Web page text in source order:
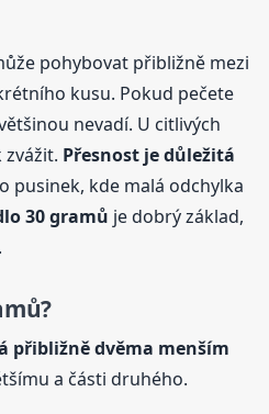
pohybovat přibližně mezi
kusu. Pokud pečete
nevadí. U citlivých
zvážit. Přesnost je důležitá
pusinek, kde malá odchylka
30 gramů je dobrý základ,
přibližně dvěma menším
a části druhého.